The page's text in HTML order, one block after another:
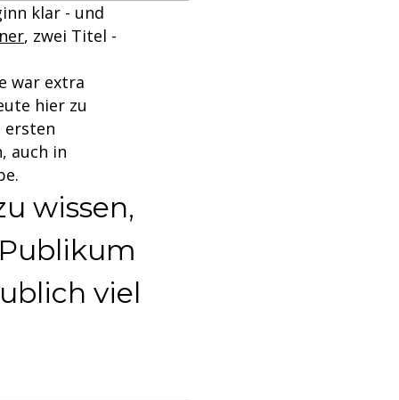
klar - und
, zwei Titel -
war extra
hier zu
ersten
auch in
wissen,
viel